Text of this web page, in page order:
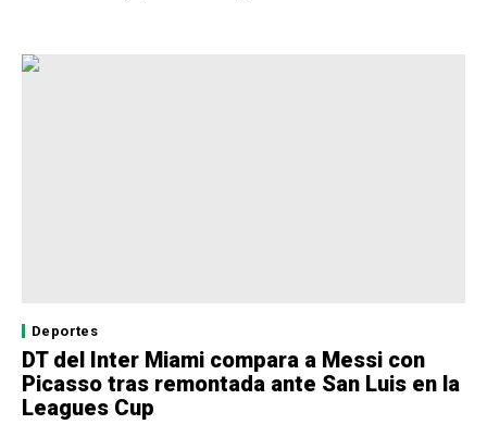
Deportes
DT del Inter Miami compara a Messi con
Picasso tras remontada ante San Luis en la
Leagues Cup